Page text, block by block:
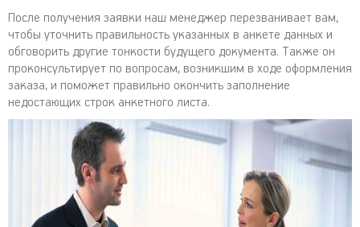
После получения заявки наш менеджер перезванивает вам,
чтобы уточнить правильность указанных в анкете данных и
обговорить другие тонкости будущего документа. Также он
проконсультирует по вопросам, возникшим в ходе оформления
заказа, и поможет правильно окончить заполнение
недостающих строк анкетного листа.